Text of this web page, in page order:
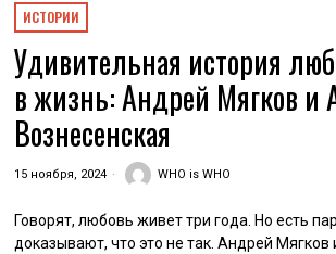
ИСТОРИИ
Удивительная история
в жизнь: Андрей Мягков и
Вознесенская
15 ноября, 2024 WHO is WHO
Говорят, любовь живет три года. Но есть
доказывают, что это не так. Андрей Мягков